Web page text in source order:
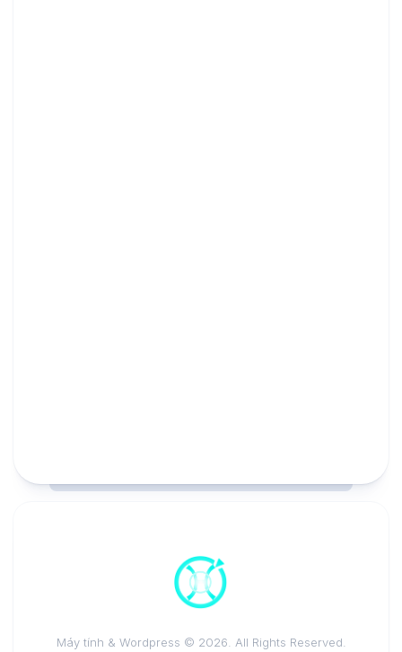
Máy tính & Wordpress © 2026. All Rights Reserved.